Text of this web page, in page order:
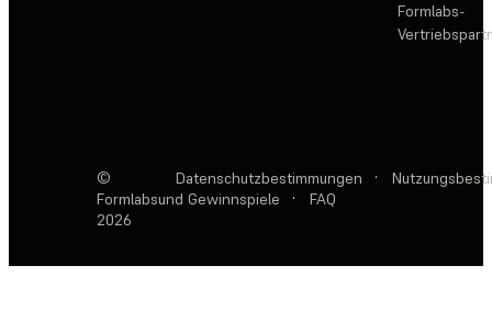
Formlabs-
©
Formlabs
2026
Datenschutzbestimmungen ·
und Gewinnspiele
· FAQ